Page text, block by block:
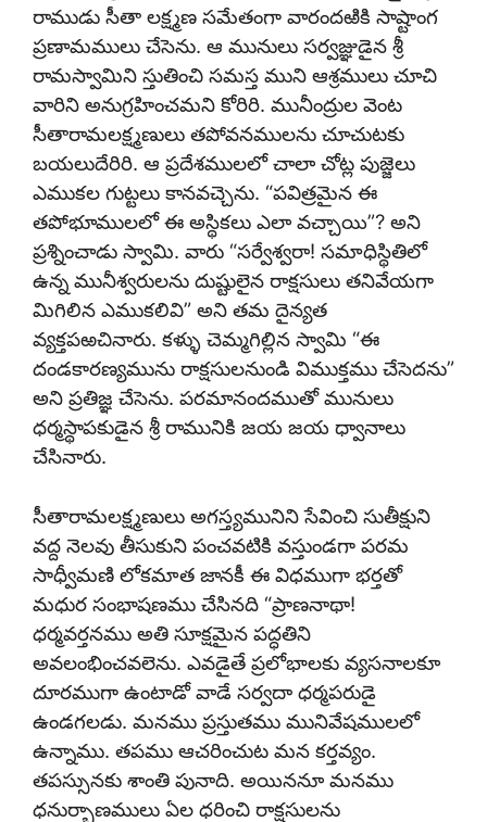
రాముడు సీతా లక్ష్మణ సమేతంగా వారందఱికి సాష్టాంగ
ప్రణామములు చేసెను. ఆ మునులు సర్వజ్ఞుడైన శ్రీ
రామస్వామిని స్తుతించి సమస్త ముని ఆశ్రములు చూచి
వారిని అనుగ్రహించమని కోరిరి. మునీంద్రుల వెంట
సీతారామలక్ష్మణులు తపోవనములను చూచుటకు
బయలుదేరిరి. ఆ ప్రదేశములలో చాలా చోట్ల పుజ్జెలు
ఎముకల గుట్టలు కానవచ్చెను. “పవిత్రమైన ఈ
తపోభూములలో ఈ అస్థికలు ఎలా వచ్చాయి”? అని
ప్రశ్నించాడు స్వామి. వారు “సర్వేశ్వరా! సమాధిస్థితిలో
ఉన్న మునీశ్వరులను దుష్టులైన రాక్షసులు తనివేయగా
మిగిలిన ఎముకలివి” అని తమ దైన్యత
వ్యక్తపఱచినారు. కళ్ళు చెమ్మగిల్లిన స్వామి “ఈ
దండకారణ్యమును రాక్షసులనుండి విముక్తము చేసెదను”
అని ప్రతిజ్ఞ చేసెను. పరమానందముతో మునులు
ధర్మస్థాపకుడైన శ్రీ రామునికి జయ జయ ధ్వానాలు
చేసినారు.
సీతారామలక్ష్మణులు అగస్త్యమునిని సేవించి సుతీక్షుని
వద్ద నెలవు తీసుకుని పంచవటికి వస్తుండగా పరమ
సాధ్వీమణి లోకమాత జానకీ ఈ విధముగా భర్తతో
మధుర సంభాషణము చేసినది “ప్రాణనాథా!
ధర్మవర్తనము అతి సూక్షమైన పద్ధతిని
అవలంభించవలెను. ఎవడైతే ప్రలోభాలకు వ్యసనాలకూ
దూరముగా ఉంటాడో వాడే సర్వదా ధర్మపరుడై
ఉండగలడు. మనము ప్రస్తుతము మునివేషములలో
ఉన్నాము. తపము ఆచరించుట మన కర్తవ్యం.
తపస్సునకు శాంతి పునాది. అయిననూ మనము
ధనుర్బాణములు ఏల ధరించి రాక్షసులను